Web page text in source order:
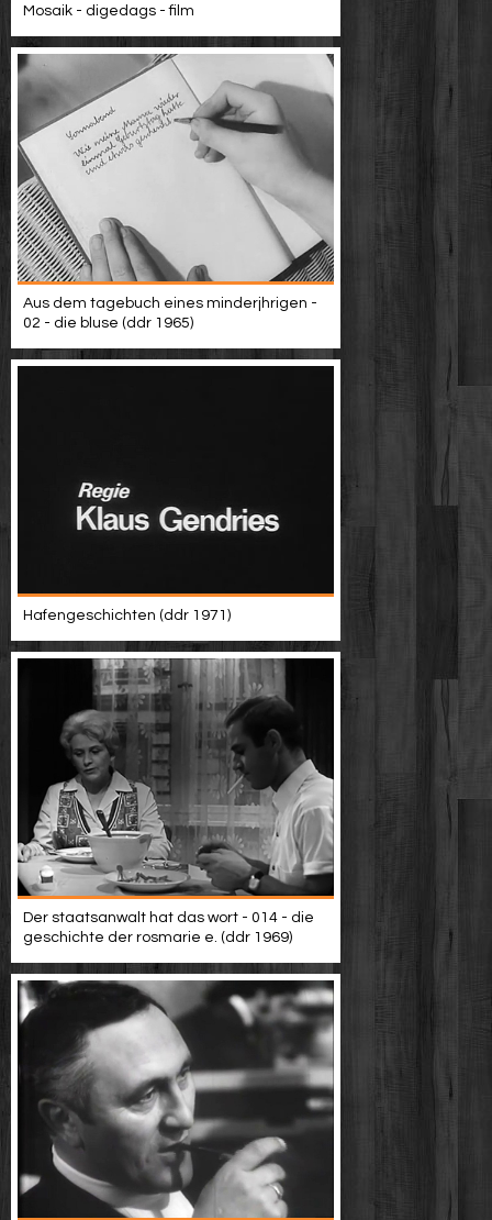
Mosaik - digedags - film
Aus dem tagebuch eines minderjhrigen -
02 - die bluse (ddr 1965)
Hafengeschichten (ddr 1971)
Der staatsanwalt hat das wort - 014 - die
geschichte der rosmarie e. (ddr 1969)